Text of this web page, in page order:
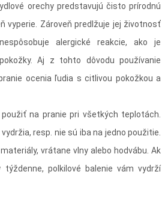
orechy predstavujú čisto prírodnú
vyperie. Zároveň predlžuje jej životnosť
alergické reakcie, ako je
Aj z tohto dôvodu používanie
ocenia ľudia s citlivou pokožkou a
na pranie pri všetkých teplotách.
resp. nie sú iba na jedno použitie.
vrátane vlny alebo hodvábu. Ak
polkilové balenie vám vydrží